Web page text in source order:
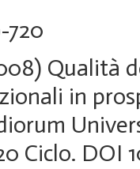
Qualità
in
Ciclo. DOI